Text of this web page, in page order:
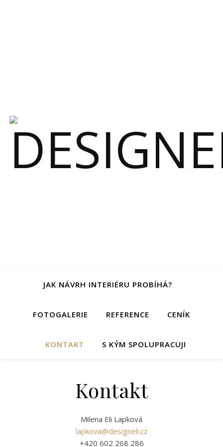
JAK NÁVRH INTERIÉRU PROBÍHÁ?
FOTOGALERIE REFERENCE CENÍK
KONTAKT S KÝM SPOLUPRACUJI
Kontakt
Milena Eli Lapková
lapkova@designeli.cz
+420 602 268 286